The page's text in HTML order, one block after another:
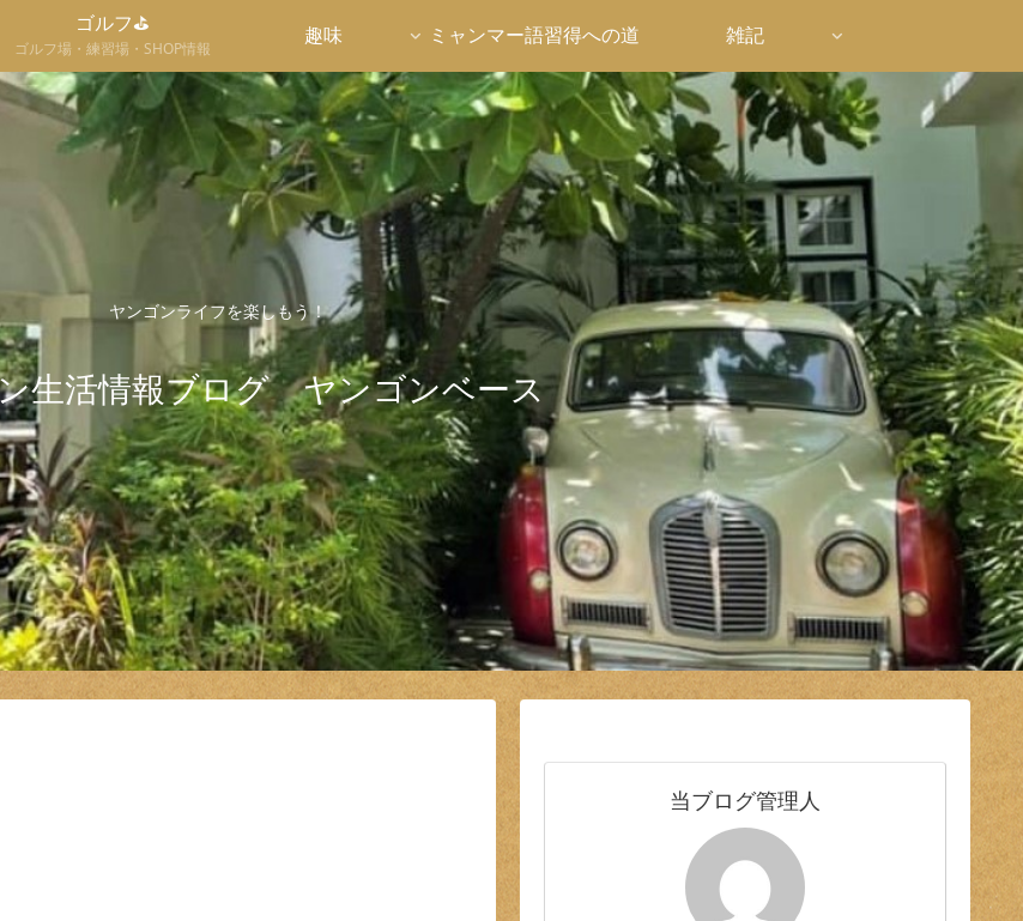
ヤンゴンライフを楽しもう！
生活情報ブログ ヤンゴンベース
ゴルフ⛳
ゴルフ場・練習場・SHOP情報
趣味 ミャンマー語習得への道 雑記
当ブログ管理人